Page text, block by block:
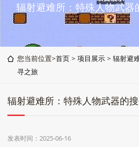
辐射避难所：特殊人物武器
您当前位置>首页 > 项目展示 > 辐射避
寻之旅
辐射避难所：特殊人物武器的
发表时间：2025-06-16